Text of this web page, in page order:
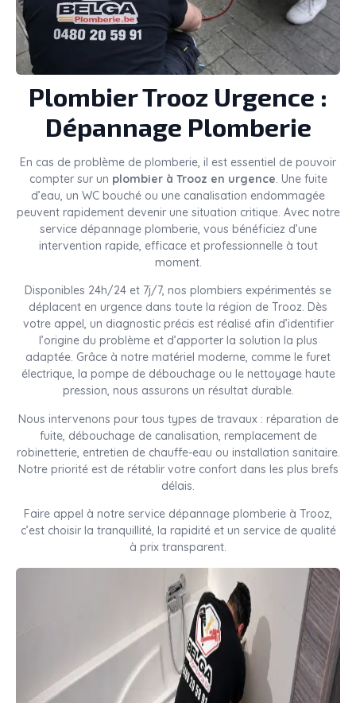
PlombierTrooz Urgence :
Dépannage Plomberie
En cas de problème de plomberie, il est essentiel de pouvoir
compter sur un plombier à Trooz en urgence. Une fuite
d’eau, un WC bouché ou une canalisation endommagée
peuvent rapidement devenir une situation critique. Avec notre
service dépannage plomberie, vous bénéficiez d’une
intervention rapide, efficace et professionnelle à tout
moment.
Disponibles 24h/24 et 7j/7, nos plombiers expérimentés se
déplacent en urgence dans toute la région de Trooz. Dès
votre appel, un diagnostic précis est réalisé afin d’identifier
l’origine du problème et d’apporter la solution la plus
adaptée. Grâce à notre matériel moderne, comme le furet
électrique, la pompe de débouchage ou le nettoyage haute
pression, nous assurons un résultat durable.
Nous intervenons pour tous types de travaux : réparation de
fuite, débouchage de canalisation, remplacement de
robinetterie, entretien de chauffe-eau ou installation sanitaire.
Notre priorité est de rétablir votre confort dans les plus brefs
délais.
Faire appel à notre service dépannage plomberie à Trooz,
c’est choisir la tranquillité, la rapidité et un service de qualité
à prix transparent.